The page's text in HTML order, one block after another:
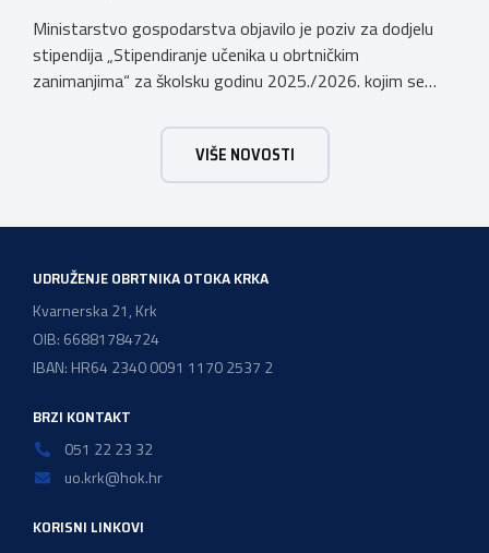
Ministarstvo gospodarstva objavilo je poziv za dodjelu
stipendija „Stipendiranje učenika u obrtničkim
zanimanjima“ za školsku godinu 2025./2026. kojim se
2025./2026. obrazuju temeljem programa/kurikula u
trogodišnjem trajanju za stjecanje deficitarnih obrtničkih
zanimanja, sukladno Preporukama za obrazovnu upisnu
VIŠE NOVOSTI
UDRUŽENJE OBRTNIKA OTOKA KRKA
Kvarnerska 21, Krk
OIB: 66881784724
IBAN: HR64 2340 0091 1170 2537 2
BRZI KONTAKT
051 22 23 32
uo.krk@hok.hr
KORISNI LINKOVI